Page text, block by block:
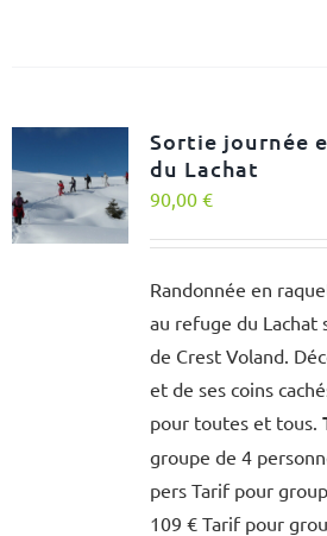
Sortie journée
du Lachat
90,00 €
Randonnée en
au refuge du Lachat
de Crest Voland.
et de ses coins
pour toutes et tous.
groupe de 4
pers Tarif pour
109 € Tarif pour